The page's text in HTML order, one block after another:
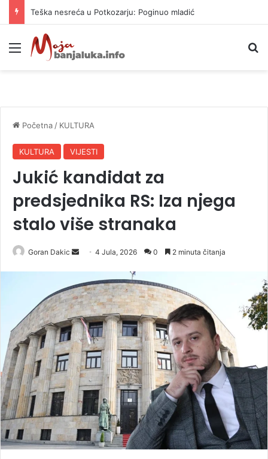
Teška nesreća u Potkozarju: Poginuo mladić
Meni
Početna / KULTURA
KULTURA VIJESTI
Jukić kandidat za
predsjednika RS: Iza njega
stalo više stranaka
Goran Dakic
d
a
n
e
m
a
i
l
4 Jula, 2026 0 2 minuta čitanja